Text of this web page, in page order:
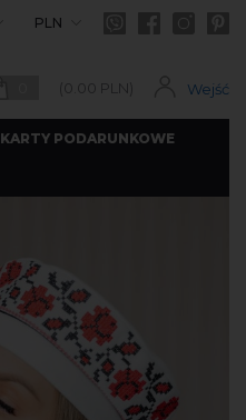
PLN
(0.00 PLN) Wejść
KARTY PODARUNKOWE